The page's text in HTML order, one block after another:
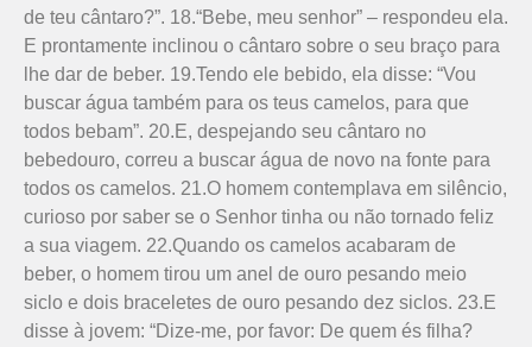
de teu cântaro?”. 18.“Bebe, meu senhor” – respondeu ela.
E prontamente inclinou o cântaro sobre o seu braço para
lhe dar de beber. 19.Tendo ele bebido, ela disse: “Vou
buscar água também para os teus camelos, para que
todos bebam”. 20.E, despejando seu cântaro no
bebedouro, correu a buscar água de novo na fonte para
todos os camelos. 21.O homem contemplava em silêncio,
curioso por saber se o Senhor tinha ou não tornado feliz
a sua viagem. 22.Quando os camelos acabaram de
beber, o homem tirou um anel de ouro pesando meio
siclo e dois braceletes de ouro pesando dez siclos. 23.E
disse à jovem: “Dize-me, por favor: De quem és filha?